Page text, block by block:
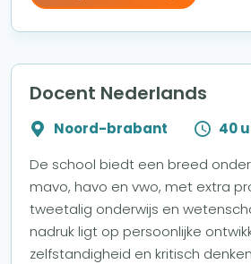
Docent Nederlands
Noord-brabant
40
De school biedt een breed
mavo, havo en vwo, met extra
tweetalig onderwijs en
nadruk ligt op persoonlijke
zelfstandigheid en kritisch